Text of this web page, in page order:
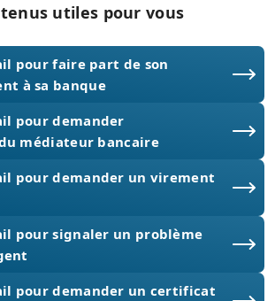
utiles pour vous
pour faire part de son
à sa banque
pour demander
médiateur bancaire
pour demander un virement
pour signaler un problème
pour demander un certificat